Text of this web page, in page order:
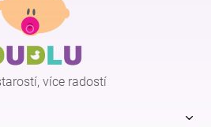
d
a
c
í
p
r více radostí